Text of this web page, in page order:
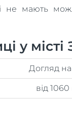
мають
у місті
Догляд
від 1060